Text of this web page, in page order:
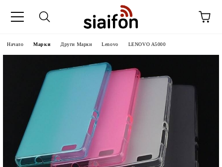
Начало Марки Други Марки Lenovo LENOVO A5000